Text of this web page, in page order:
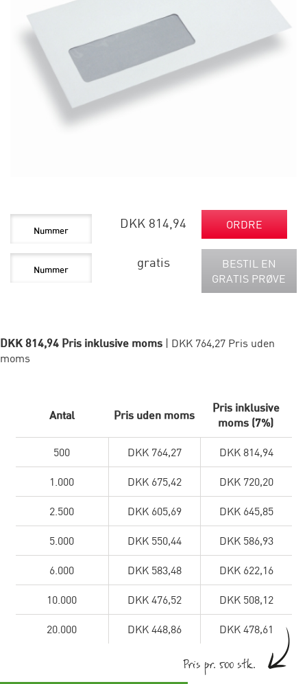
DKK 814,94 ORDRE
gratis
BESTIL EN
GRATIS PRØVE
DKK 814,94 Pris inklusive moms | DKK 764,27 Pris uden
moms
Antal Pris uden moms
Pris inklusive
moms (7%)
500 DKK 764,27 DKK 814,94
1.000 DKK 675,42 DKK 720,20
2.500 DKK 605,69 DKK 645,85
5.000 DKK 550,44 DKK 586,93
6.000 DKK 583,48 DKK 622,16
10.000 DKK 476,52 DKK 508,12
20.000 DKK 448,86 DKK 478,61
Pris pr. 500 stk.